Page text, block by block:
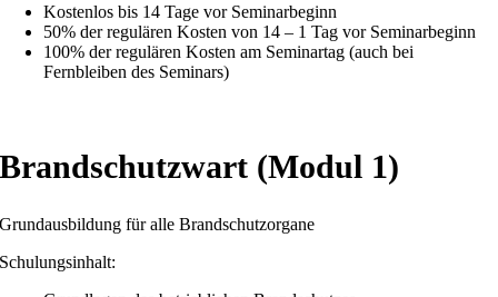
Kostenlos bis 14 Tage vor Seminarbeginn
50% der regulären Kosten von 14 – 1 Tag vor Seminarbeginn
100% der regulären Kosten am Seminartag (auch bei
Fernbleiben des Seminars)
Brandschutzwart (Modul 1)
Grundausbildung für alle Brandschutzorgane
Schulungsinhalt: